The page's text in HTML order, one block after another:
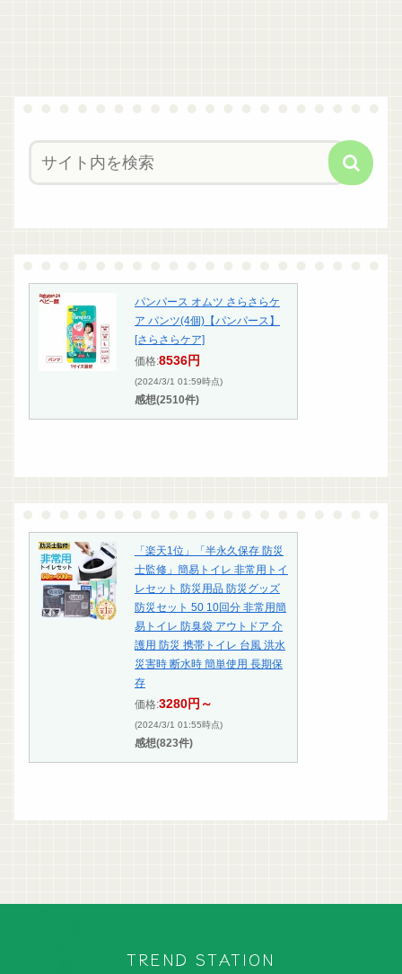
パンパース オムツ さらさらケ
ア パンツ(4個)【パンパース】
[さらさらケア]
価格:8536円
(2024/3/1 01:59時点)
感想(2510件)
「楽天1位」「半永久保存 防災
士監修」簡易トイレ 非常用トイ
レセット 防災用品 防災グッズ
防災セット 50 10回分 非常用簡
易トイレ 防臭袋 アウトドア 介
護用 防災 携帯トイレ 台風 洪水
災害時 断水時 簡単使用 長期保
存
価格:3280円～
(2024/3/1 01:55時点)
感想(823件)
TREND STATION